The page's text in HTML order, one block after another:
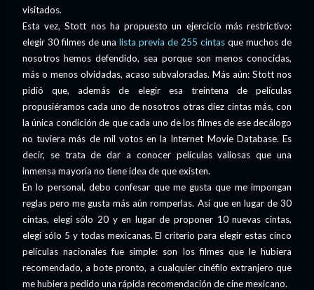
visitados.
Esta vez, Stott nos ha propuesto un ejercicio más restrictivo:
elegir 30 filmes de una lista previa de 255 cintas que muchos de
nosotros hemos defendido, sea porque son menos conocidas,
más o menos olvidadas, acaso subvaloradas. Más aún: Stott nos
pidió que, además de elegir esa treintena de películas
propusiéramos cada uno de nosotros otras diez cintas más, con
la única condición de que cada uno de los filmes de ese decálogo
no tuviera más de mil votos en la Internet Movie Database. Es
decir, se trata de dar a conocer películas valiosas que una
inmensa mayoría no tiene idea de que existen.
En lo personal, debo confesar que me gusta que me impongan
reglas pero me gusta más aún romperlas. Así que en lugar de 30
cintas, elegí sólo 20 y en lugar de proponer 10 nuevas cintas,
elegí sólo 5 y todas mexicanas. El criterio para elegir estas cinco
películas nacionales fue simple: son los filmes que le hubiera
recomendado, a bote pronto, a cualquier cinéfilo extranjero que
me hubiera pedido una rápida recomendación de cine mexicano.